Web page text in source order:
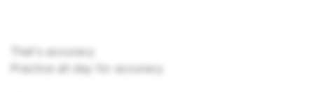
That's accuracy
Practice all day for accuracy